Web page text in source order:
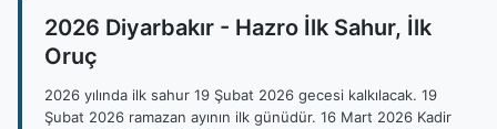
2026 Diyarbakır - Hazro İlk Sahur, İlk
Oruç
2026 yılında ilk sahur 19 Şubat 2026 gecesi kalkılacak. 19
Şubat 2026 ramazan ayının ilk günüdür. 16 Mart 2026 Kadir